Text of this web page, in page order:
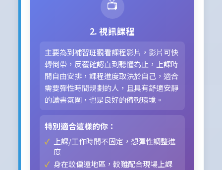
📺
2. 視訊課程
主要為到補習班觀看課程影片，影片可快
轉倒帶，反覆確認直到聽懂為止，上課時
間自由安排，課程進度取決於自己，適合
需要彈性時間規劃的人，且具有舒適安靜
的讀書氛圍，也是良好的備戰環境。
特別適合這樣的你：
上課/工作時間不固定，想彈性調整進
度
身在較偏遠地區，較難配合現場上課